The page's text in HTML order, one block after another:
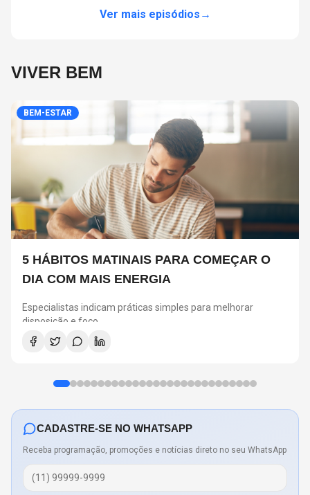
Ver mais episódios →
VIVER BEM
BEM-ESTAR
5 HÁBITOS MATINAIS PARA COMEÇAR O
DIA COM MAIS ENERGIA
Especialistas indicam práticas simples para melhorar
disposição e foco
CADASTRE-SE NO WHATSAPP
Receba programação, promoções e notícias direto no seu WhatsApp